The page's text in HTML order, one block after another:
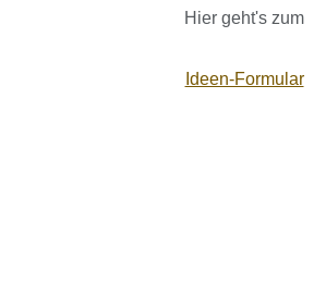
Hier geht's zum
Ideen-Formular